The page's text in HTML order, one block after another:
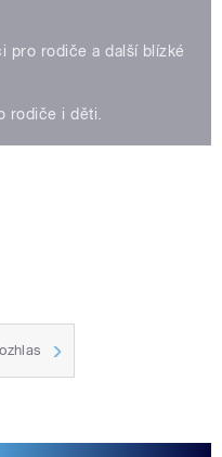
pro rodiče a další blízké
rodiče i děti.